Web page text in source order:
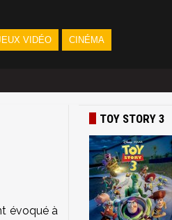
VIDÉO CINÉMA
évoqué à
TOY STORY 3